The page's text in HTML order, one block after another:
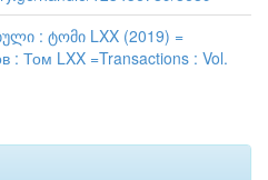
: ტომი LXX (2019) =
: Том LXX =Transactions : Vol.